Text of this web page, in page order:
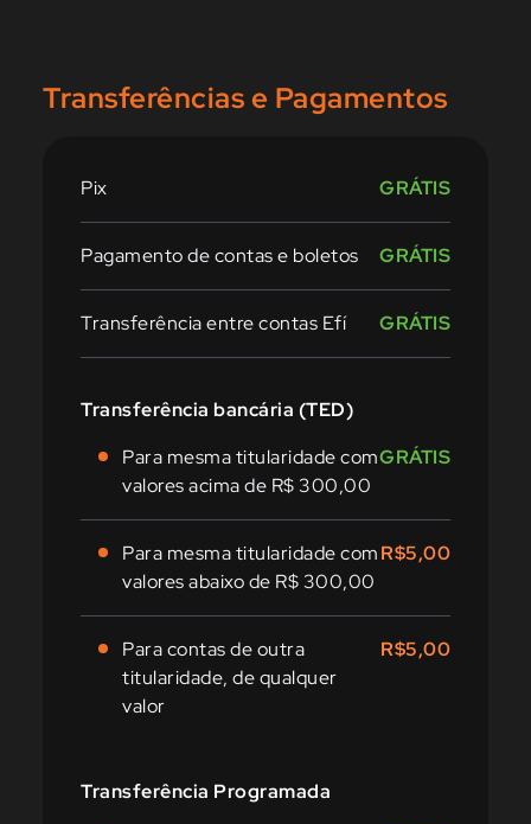
Transferências e Pagamentos
Pix GRÁTIS
Pagamento de contas e boletos GRÁTIS
Transferência entre contas Efí GRÁTIS
Transferência bancária (TED)
Para mesma titularidade com
valores acima de R$ 300,00
GRÁTIS
Para mesma titularidade com
valores abaixo de R$ 300,00
R$5,00
Para contas de outra
titularidade, de qualquer
valor
R$5,00
Transferência Programada